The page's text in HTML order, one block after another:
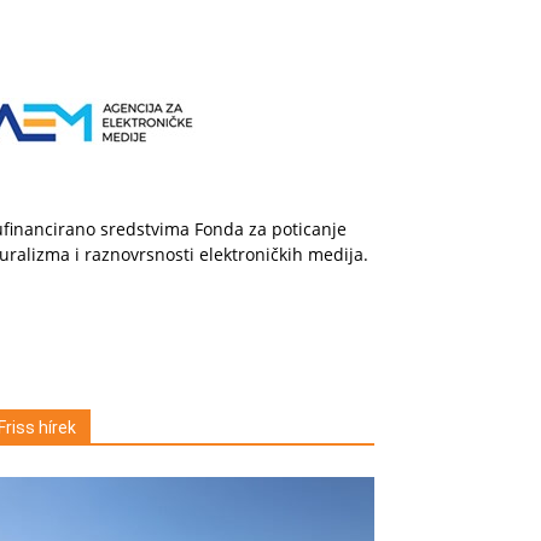
sredstvima Fonda za poticanje
i raznovrsnosti elektroničkih medija.
Friss hírek